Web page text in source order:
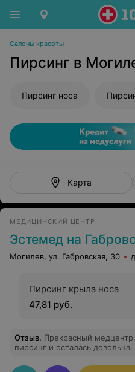
Салоны красоты
Пирсинг в
Пирсинг носа
Карта
МЕДИЦИНСКИЙ ЦЕНТР
Эстемед на
Могилев, ул. Габровская, 30
Пирсинг крыла носа
47,81 руб.
Отзыв. Прекрасный медцентр.
пирсинг и осталась
Обязательно приду к вам еще!